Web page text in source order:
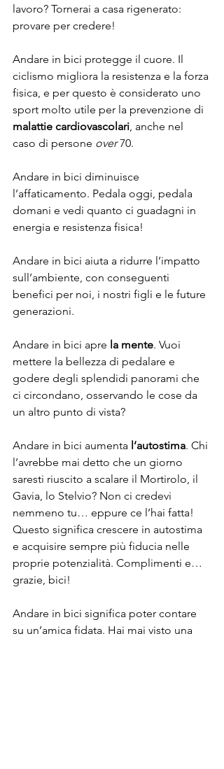
lavoro? Tornerai a casa rigenerato:
provare per credere!
Andare in bici protegge il cuore. Il
ciclismo migliora la resistenza e la forza
fisica, e per questo è considerato uno
sport molto utile per la prevenzione di
malattie cardiovascolari , anche nel
caso di persone over 70.
Andare in bici diminuisce
l’affaticamento. Pedala oggi, pedala
domani e vedi quanto ci guadagni in
energia e resistenza fisica!
Andare in bici aiuta a ridurre l’impatto
sull’ambiente, con conseguenti
benefici per noi, i nostri figli e le future
generazioni.
Andare in bici apre la mente. Vuoi
mettere la bellezza di pedalare e
godere degli splendidi panorami che
ci circondano, osservando le cose da
un altro punto di vista?
Andare in bici aumenta l’autostima. Chi
l’avrebbe mai detto che un giorno
saresti riuscito a scalare il Mortirolo, il
Gavia, lo Stelvio? Non ci credevi
nemmeno tu… eppure ce l’hai fatta!
Questo significa crescere in autostima
e acquisire sempre più fiducia nelle
proprie potenzialità. Complimenti e…
grazie, bici!
Andare in bici significa poter contare
su un’amica fidata. Hai mai visto una